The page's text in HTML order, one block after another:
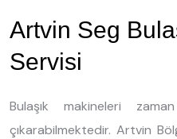
Artvin Seg
Servisi
Bulaşık makineleri
çıkarabilmektedir. Artvin